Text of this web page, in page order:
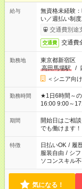
給与
無資格未経験
い／週払い制
完了次第のお
交通費別途
交通費 交通費
勤務地
東京都新宿区
高田馬場駅
/
＜シニア向
勤務時間
★1日6時間～の時短シフトOK ★
16:00 9:00～17:00
場合、他のお
ん ※法令に基
となります ※
短時間・短期
期間
開始日はご相
でも働けます！
特徴 日払いOK / 履
服装自由 / シ
ソコンスキル
気になる！